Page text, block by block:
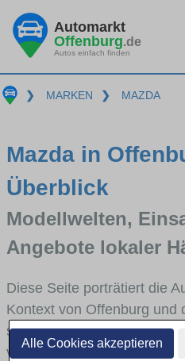
Alle Cookies akzeptieren
Automarkt
Offenburg.de
Autos einfach finden
❯ MARKEN ❯ MAZDA
Mazda in
Überblick
Modellwelten,
Angebote lokaler
Diese Seite porträtiert die
Kontext von Offenburg und
skizzieren, in welchen
vertreten ist, welche